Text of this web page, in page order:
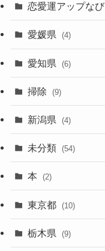
恋愛運アップなび
愛媛県 (4)
愛知県 (6)
掃除 (9)
新潟県 (4)
未分類 (54)
本 (2)
東京都 (10)
栃木県 (9)